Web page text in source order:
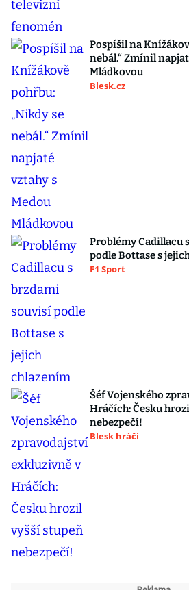
Pospíšil na
nebál.“ Zmínil
Mládkovou
Blesk.cz
Problémy Cadillacu
podle Bottase s
F1 Sport
Šéf Vojenského
Hráčích: Česku
nebezpečí!
Blesk hráči